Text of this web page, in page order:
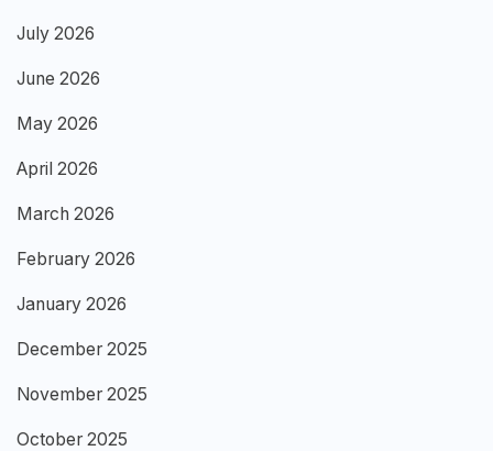
July 2026
June 2026
May 2026
April 2026
March 2026
February 2026
January 2026
December 2025
November 2025
October 2025